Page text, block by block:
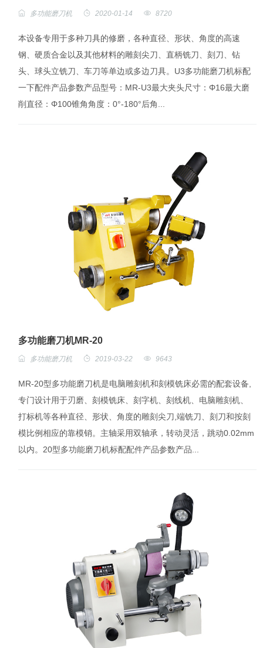
多功能磨刀机 2020-01-14 8720
本设备专用于多种刀具的修磨，各种直径、形状、角度的高速
钢、硬质合金以及其他材料的雕刻尖刀、直柄铣刀、刻刀、钻
头、球头立铣刀、车刀等单边或多边刀具。U3多功能磨刀机标配
一下配件产品参数产品型号：MR-U3最大夹头尺寸：Φ16最大磨
削直径：Φ100锥角角度：0°-180°后角...
多功能磨刀机MR-20
多功能磨刀机 2019-03-22 9643
MR-20型多功能磨刀机是电脑雕刻机和刻模铣床必需的配套设备,
专门设计用于刃磨、刻模铣床、刻字机、刻线机、电脑雕刻机、
打标机等各种直径、形状、角度的雕刻尖刀,端铣刀、刻刀和按刻
模比例相应的靠模销。主轴采用双轴承，转动灵活，跳动0.02mm
以内。20型多功能磨刀机标配配件产品参数产品...